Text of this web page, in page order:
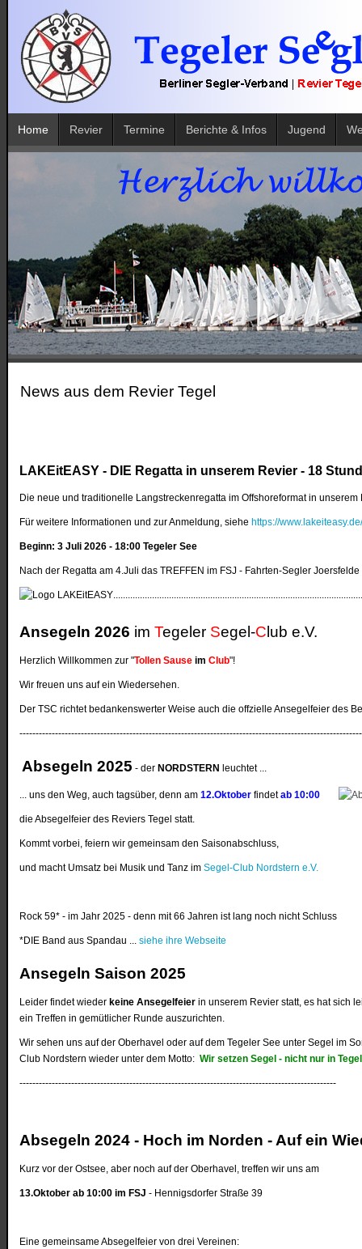
Home Revier Termine Berichte & Infos Jugend
News aus dem Revier Tegel
LAKEitEASY - DIE Regatta in unserem Revier - 18
Die neue und traditionelle Langstreckenregatta im Offshoreformat in unserem
Für weitere Informationen und zur Anmeldung, siehe https://
Beginn: 3 Juli 2026 - 18:00 Tegeler See
Nach der Regatta am 4.Juli das TREFFEN im FSJ - Fahrten-Segler
Ansegeln 2026 imTegeler Segel-C lub e.V.
Herzlich Willkommen zur "Tollen Sauseim Club"!
Wir freuen uns auf ein Wiedersehen.
Der TSC richtet bedankenswerter Weise auch die offzielle Ansegelfeier des
Absegeln 2025 - der NORDSTERN leuchtet ...
... uns den Weg, auch tagsüber, denn am12.Oktoberfindet ab 10:00
die Absegelfeier des Reviers Tegel statt.
Kommt vorbei, feiern wir gemeinsam den Saisonabschluss,
und macht Umsatz bei Musik und Tanz imSegel-Club Nordstern e.V.
Rock 59* - im Jahr 2025 - denn mit 66 Jahren ist lang noch nicht Schluss
*DIE Band aus Spandau ...siehe ihre Webseite
Ansegeln Saison 2025
Leider findet wieder keine Ansegelfeier in unserem Revier statt, es hat sich
ein Treffen in gemütlicher Runde auszurichten.
Wir sehen uns auf der Oberhavel oder auf dem Tegeler See unter Segel im
Club Nordstern wieder unter dem Motto:Wir setzen Segel - nicht nur in Tegel
--------------------------------------------------------------------------------------------------
Absegeln 2024 - Hoch im Norden - Auf ein
Kurz vor der Ostsee, aber noch auf der Oberhavel, treffen wir uns am
13.Oktober ab 10:00 im FSJ - Hennigsdorfer Straße 39
Eine gemeinsame Absegelfeier von drei Vereinen: